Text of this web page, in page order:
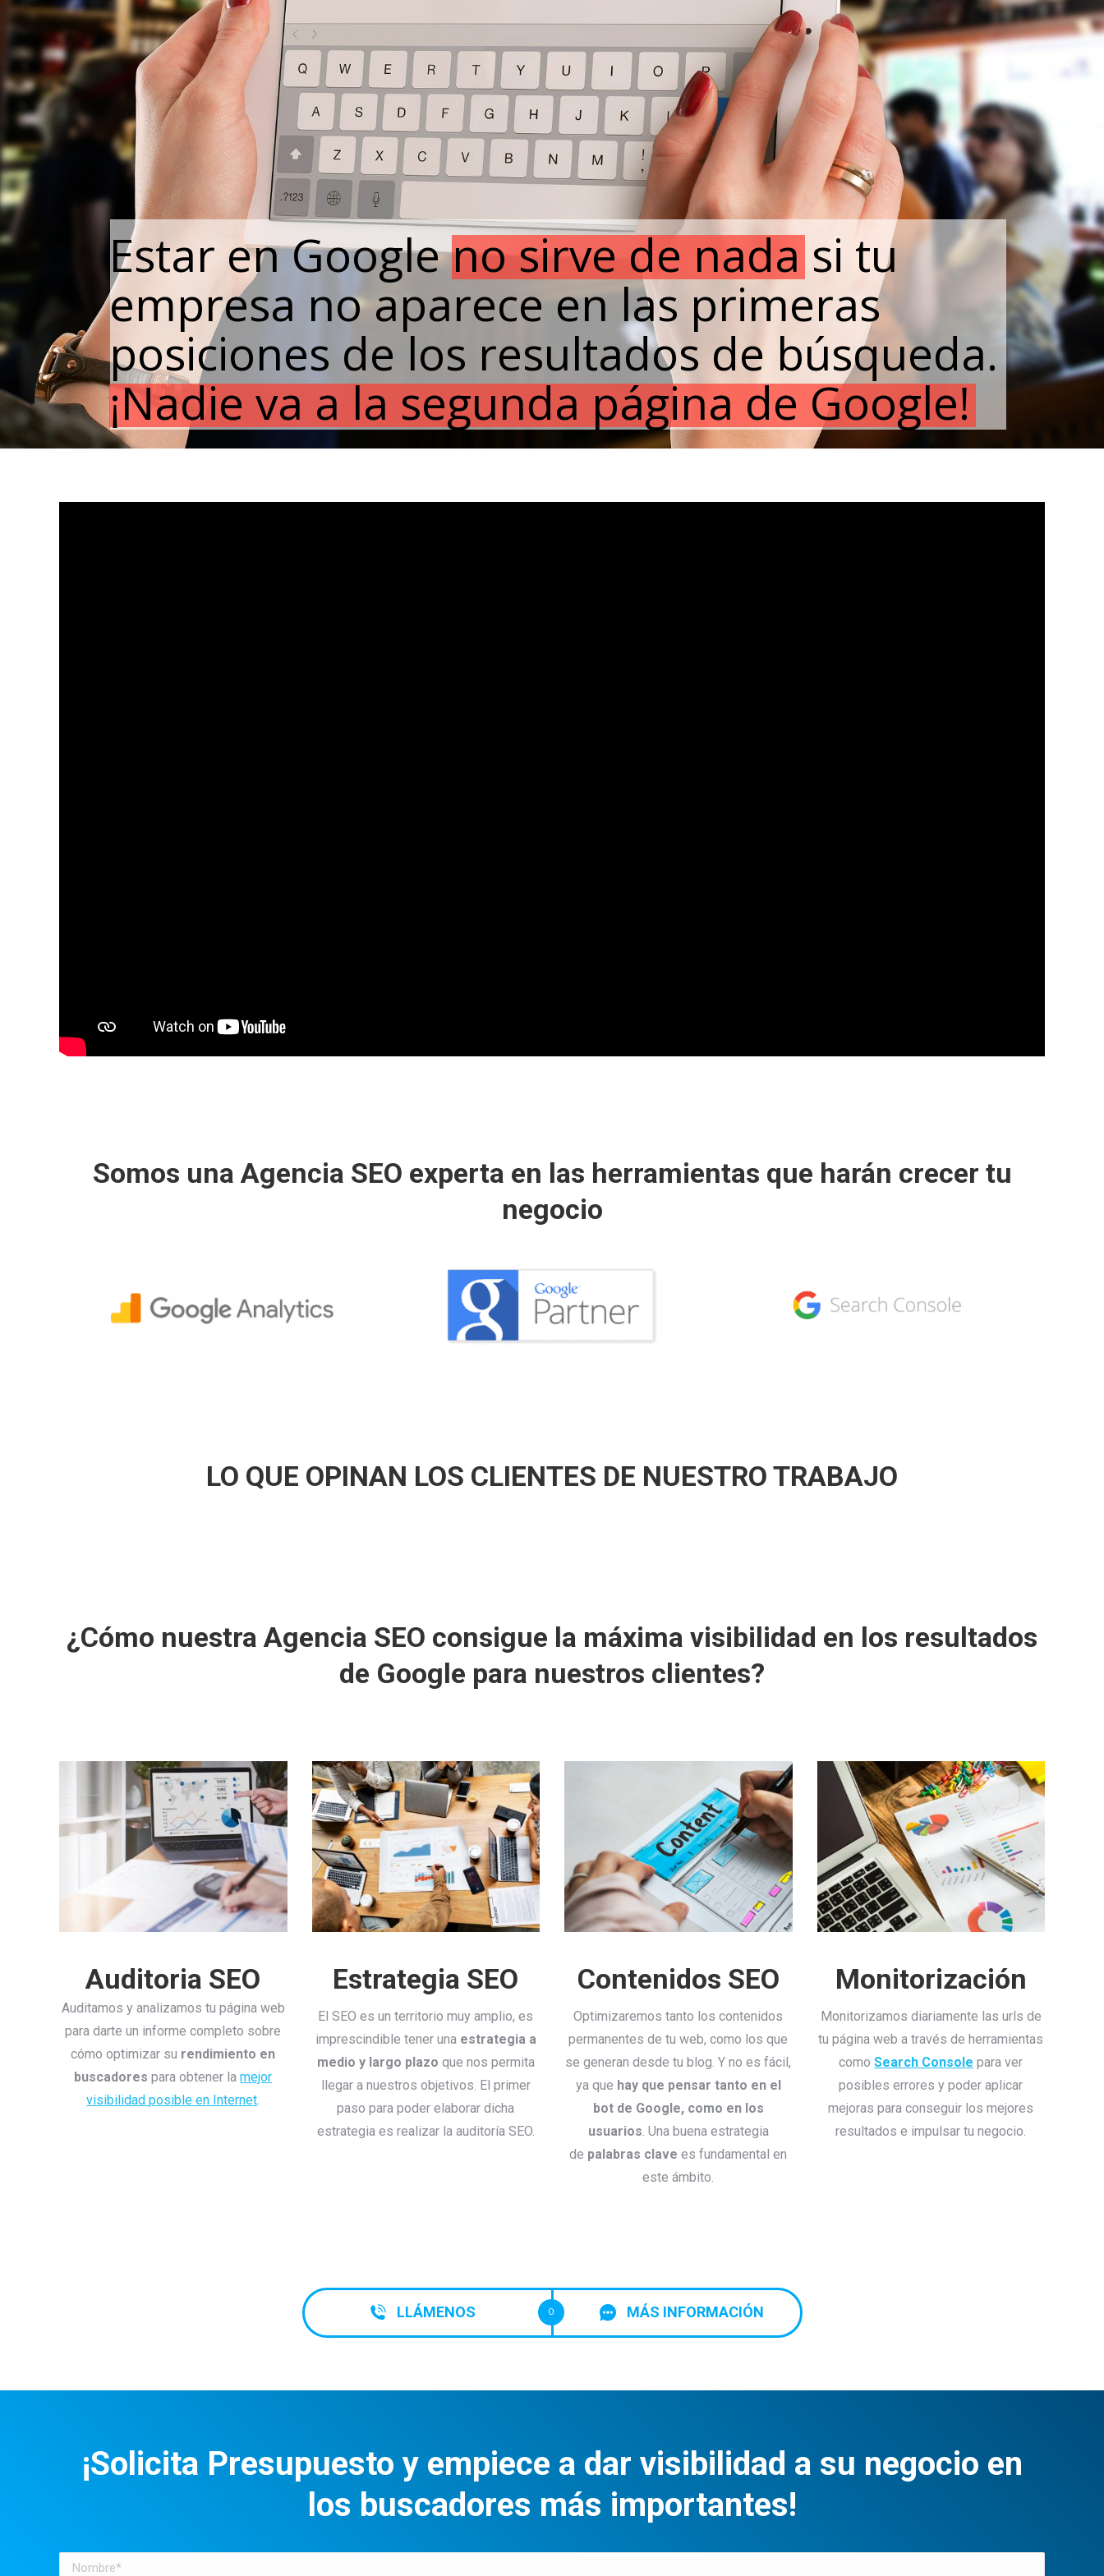
Estar en Google no sirve de nada si tu
empresa no aparece en las primeras
posiciones de los resultados de búsqueda.
¡Nadie va a la segunda página de Google!
Somos una Agencia SEO experta en las herramientas que harán crecer tu
negocio
LO QUE OPINAN LOS CLIENTES DE NUESTRO TRABAJO
¿Cómo nuestra Agencia SEO consigue la máxima visibilidad en los resultados
de Google para nuestros clientes?
Auditoria SEO
Auditamos y analizamos tu página web
para darte un informe completo sobre
cómo optimizar su rendimiento en
buscadores para obtener lamejor
visibilidad posible en Internet
Estrategia SEO
El SEO es un territorio muy amplio, es
imprescindible tener una estrategia a
medio y largo plazo que nos permita
llegar a nuestros objetivos. El primer
paso para poder elaborar dicha
estrategia es realizar la auditoría SEO.
Contenidos SEO
Optimizaremos tanto los contenidos
permanentes de tu web, como los que
se generan desde tu blog. Y no es fácil,
ya que hay que pensar tanto en el
bot de Google, como en los
usuarios . Una buena estrategia
de palabras clave es fundamental en
este ámbito.
Monitorización
Monitorizamos diariamente las urls de
tu página web a través de herramientas
comoSearch Console para ver
posibles errores y poder aplicar
mejoras para conseguir los mejores
resultados e impulsar tu negocio.
LLÁMENOS O MÁS INFORMACIÓN
¡Solicita Presupuesto y empiece a dar visibilidad a su negocio en
los buscadores más importantes!